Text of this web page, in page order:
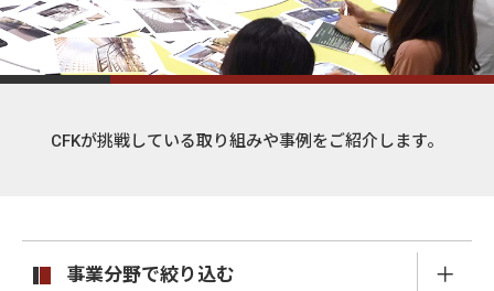
CFKが挑戦している取り組みや事例をご紹介します。
事業分野で絞り込む